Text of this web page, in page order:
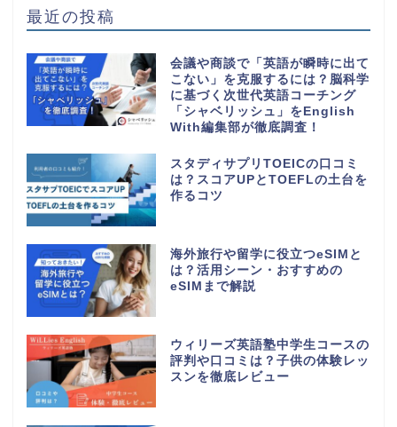
最近の投稿
会議や商談で「英語が瞬時に出て
こない」を克服するには？脳科学
に基づく次世代英語コーチング
「シャベリッシュ」をEnglish
With編集部が徹底調査！
スタディサプリTOEICの口コミ
は？スコアUPとTOEFLの土台を
作るコツ
海外旅行や留学に役立つeSIMと
は？活用シーン・おすすめの
eSIMまで解説
ウィリーズ英語塾中学生コースの
評判や口コミは？子供の体験レッ
スンを徹底レビュー